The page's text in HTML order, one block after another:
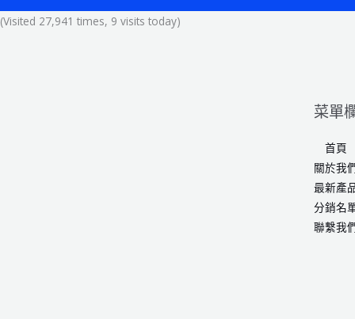
(Visited 27,941 times, 9 visits today)
菜單
首頁
關於我
最新產
分銷名
聯繫我